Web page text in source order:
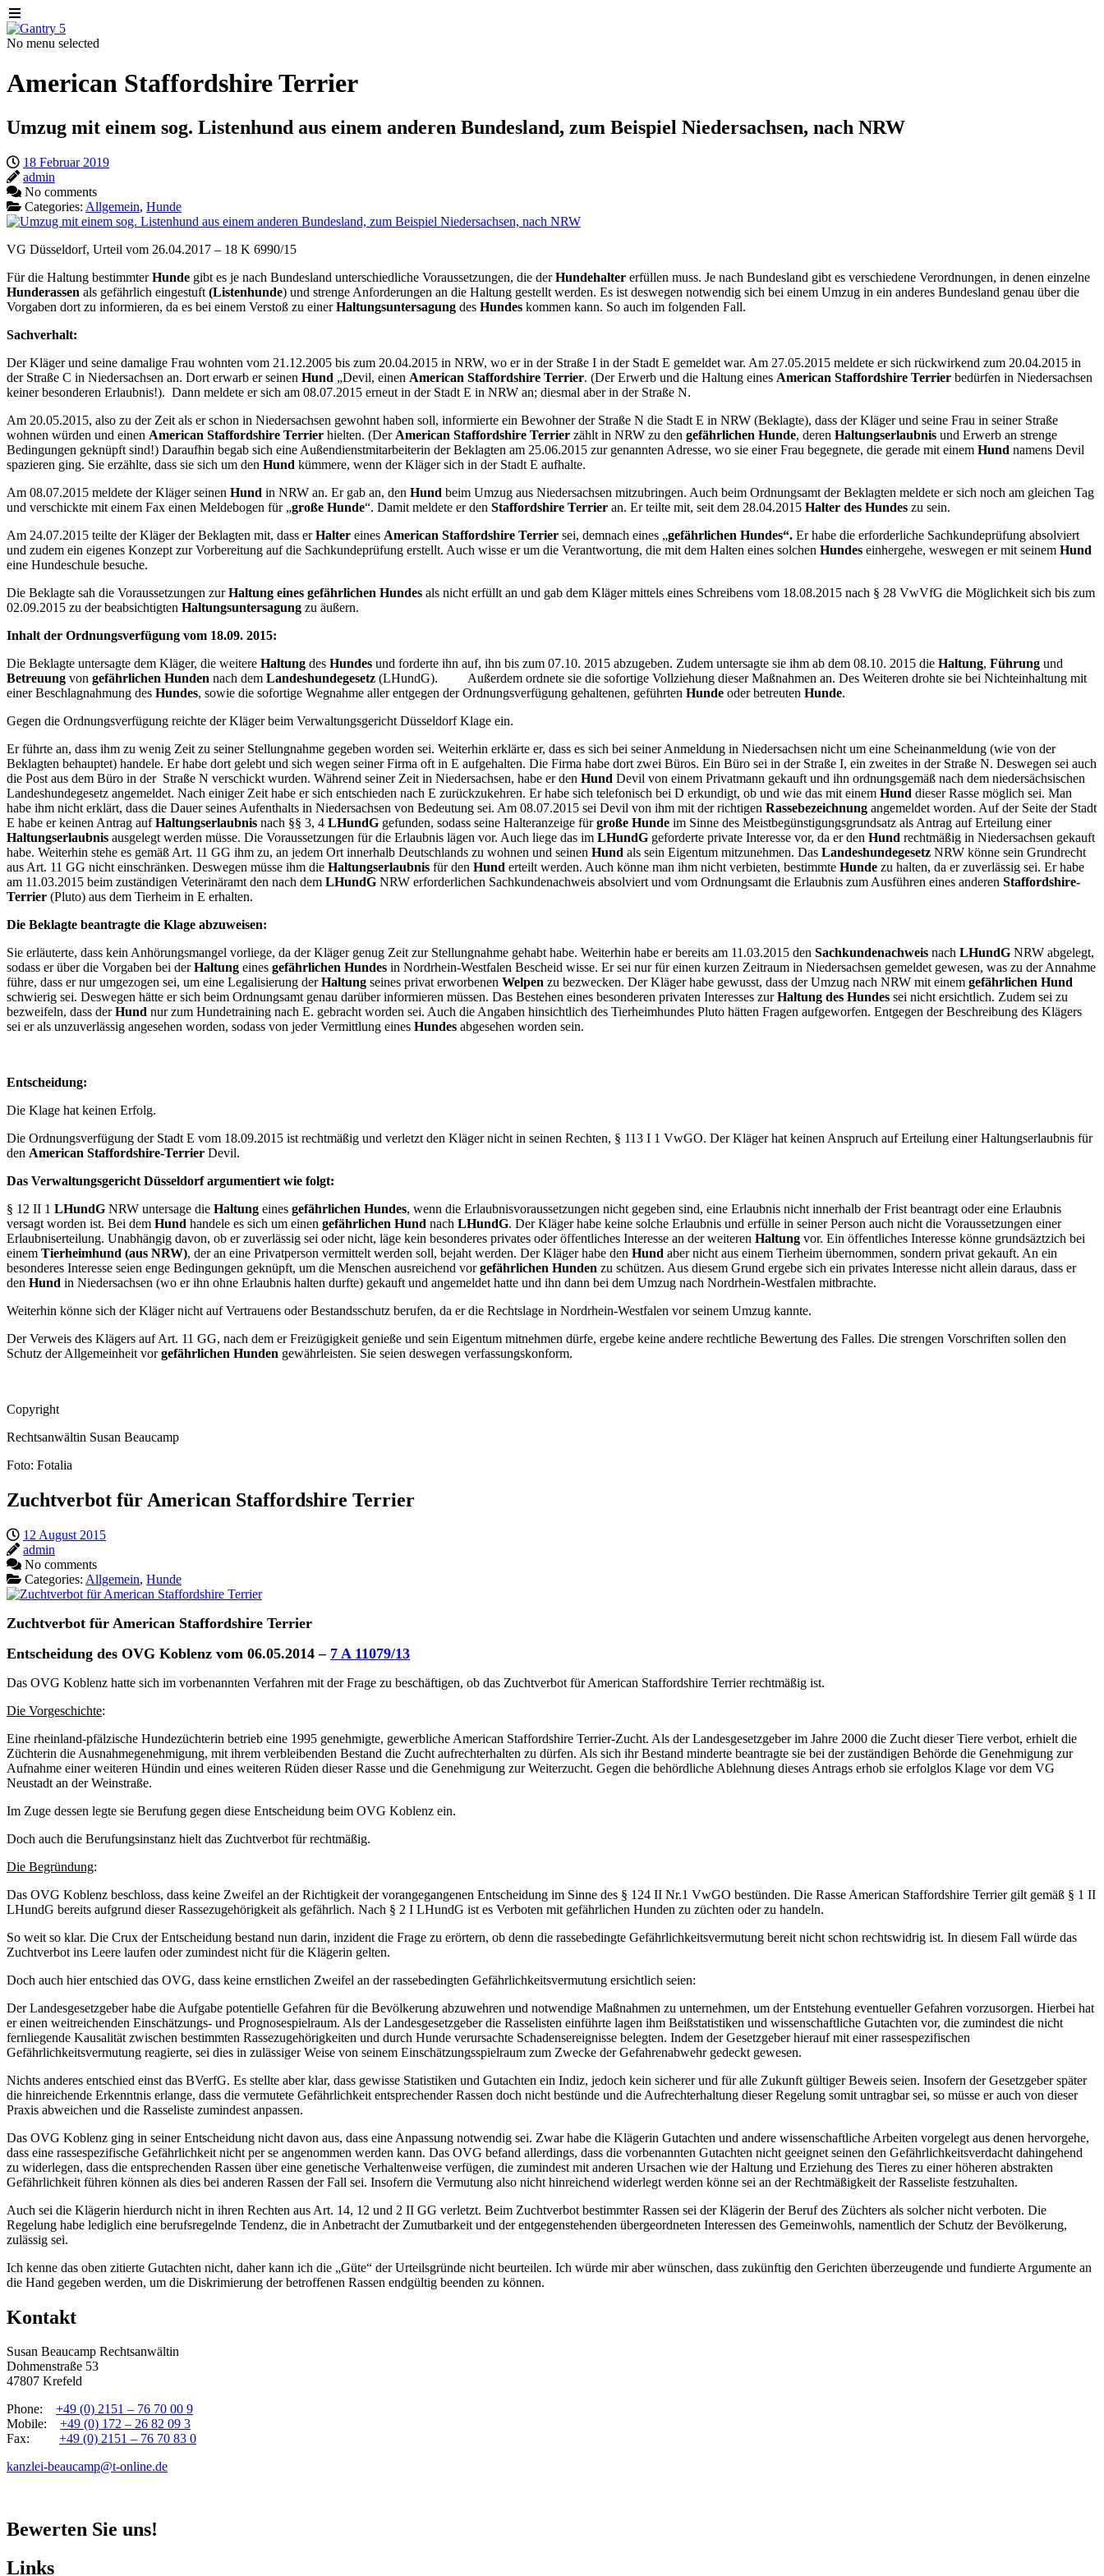
No menu selected
American Staffordshire Terrier
Umzug mit einem sog. Listenhund aus einem anderen Bundesland, zum Beispiel Niedersachsen, nach NRW
18 Februar 2019
admin
No comments
Categories: Allgemein, Hunde
VG Düsseldorf, Urteil vom 26.04.2017 – 18 K 6990/15
Für die Haltung bestimmterHunde gibt es je nach Bundesland unterschiedliche Voraussetzungen, die derHundehalter erfüllen muss. Je nach Bundesland gibt es verschiedene Verordnungen, in denen einzelne
Hunderassen als gefährlich eingestuft (Listenhunde) und strenge Anforderungen an die Haltung gestellt werden. Es ist deswegen notwendig sich bei einem Umzug in ein anderes Bundesland genau über die
Vorgaben dort zu informieren, da es bei einem Verstoß zu einerHaltungsuntersagung des Hundes kommen kann. So auch im folgenden Fall.
Sachverhalt:
Der Kläger und seine damalige Frau wohnten vom 21.12.2005 bis zum 20.04.2015 in NRW, wo er in der Straße I in der Stadt E gemeldet war. Am 27.05.2015 meldete er sich rückwirkend zum 20.04.2015 in
der Straße C in Niedersachsen an. Dort erwarb er seinen Hund „Devil, einen American Staffordshire Terrier. (Der Erwerb und die Haltung eines American Staffordshire Terrier bedürfen in Niedersachsen
keiner besonderen Erlaubnis!). Dann meldete er sich am 08.07.2015 erneut in der Stadt E in NRW an; diesmal aber in der Straße N.
Am 20.05.2015, also zu der Zeit als er schon in Niedersachsen gewohnt haben soll, informierte ein Bewohner der Straße N die Stadt E in NRW (Beklagte), dass der Kläger und seine Frau in seiner Straße
wohnen würden und einen American Staffordshire Terrier hielten. (Der American Staffordshire Terrier zählt in NRW zu den gefährlichen Hunde, deren Haltungserlaubnis und Erwerb an strenge
Bedingungen geknüpft sind!) Daraufhin begab sich eine Außendienstmitarbeiterin der Beklagten am 25.06.2015 zur genannten Adresse, wo sie einer Frau begegnete, die gerade mit einem Hund namens Devil
spazieren ging. Sie erzählte, dass sie sich um den Hund kümmere, wenn der Kläger sich in der Stadt E aufhalte.
Am 08.07.2015 meldete der Kläger seinen Hund in NRW an. Er gab an, den Hund beim Umzug aus Niedersachsen mitzubringen. Auch beim Ordnungsamt der Beklagten meldete er sich noch am gleichen Tag
und verschickte mit einem Fax einen Meldebogen für „große Hunde“. Damit meldete er den Staffordshire Terrier an. Er teilte mit, seit dem 28.04.2015 Halter des Hundes zu sein.
Am 24.07.2015 teilte der Kläger der Beklagten mit, dass erHalter eines American Staffordshire Terrier sei, demnach eines „gefährlichen Hundes“. Er habe die erforderliche Sachkundeprüfung absolviert
und zudem ein eigenes Konzept zur Vorbereitung auf die Sachkundeprüfung erstellt. Auch wisse er um die Verantwortung, die mit dem Halten eines solchen Hundes einhergehe, weswegen er mit seinem Hund
eine Hundeschule besuche.
Die Beklagte sah die Voraussetzungen zurHaltung eines gefährlichen Hundes als nicht erfüllt an und gab dem Kläger mittels eines Schreibens vom 18.08.2015 nach § 28 VwVfG die Möglichkeit sich bis zum
02.09.2015 zu der beabsichtigten Haltungsuntersagung zu äußern.
Inhalt der Ordnungsverfügung vom 18.09. 2015:
Die Beklagte untersagte dem Kläger, die weitere Haltung des Hundes und forderte ihn auf, ihn bis zum 07.10. 2015 abzugeben. Zudem untersagte sie ihm ab dem 08.10. 2015 die Haltung, Führung und
Betreuung von gefährlichen Hunden nach dem Landeshundegesetz (LHundG). Außerdem ordnete sie die sofortige Vollziehung dieser Maßnahmen an. Des Weiteren drohte sie bei Nichteinhaltung mit
einer Beschlagnahmung des Hundes, sowie die sofortige Wegnahme aller entgegen der Ordnungsverfügung gehaltenen, geführten Hunde oder betreuten Hunde.
Gegen die Ordnungsverfügung reichte der Kläger beim Verwaltungsgericht Düsseldorf Klage ein.
Er führte an, dass ihm zu wenig Zeit zu seiner Stellungnahme gegeben worden sei. Weiterhin erklärte er, dass es sich bei seiner Anmeldung in Niedersachsen nicht um eine Scheinanmeldung (wie von der
Beklagten behauptet) handele. Er habe dort gelebt und sich wegen seiner Firma oft in E aufgehalten. Die Firma habe dort zwei Büros. Ein Büro sei in der Straße I, ein zweites in der Straße N. Deswegen sei auch
die Post aus dem Büro in der Straße N verschickt wurden. Während seiner Zeit in Niedersachsen, habe er den Hund Devil von einem Privatmann gekauft und ihn ordnungsgemäß nach dem niedersächsischen
Landeshundegesetz angemeldet. Nach einiger Zeit habe er sich entschieden nach E zurückzukehren. Er habe sich telefonisch bei D erkundigt, ob und wie das mit einem Hund dieser Rasse möglich sei. Man
habe ihm nicht erklärt, dass die Dauer seines Aufenthalts in Niedersachsen von Bedeutung sei. Am 08.07.2015 sei Devil von ihm mit der richtigen Rassebezeichnung angemeldet worden. Auf der Seite der Stadt
E habe er keinen Antrag aufHaltungserlaubnis nach §§ 3, 4 LHundG gefunden, sodass seine Halteranzeige fürgroße Hunde im Sinne des Meistbegünstigungsgrundsatz als Antrag auf Erteilung einer
Haltungserlaubnis ausgelegt werden müsse. Die Voraussetzungen für die Erlaubnis lägen vor. Auch liege das im LHundG geforderte private Interesse vor, da er den Hund rechtmäßig in Niedersachsen gekauft
habe. Weiterhin stehe es gemäß Art. 11 GG ihm zu, an jedem Ort innerhalb Deutschlands zu wohnen und seinen Hund als sein Eigentum mitzunehmen. Das Landeshundegesetz NRW könne sein Grundrecht
aus Art. 11 GG nicht einschränken. Deswegen müsse ihm die Haltungserlaubnis für den Hund erteilt werden. Auch könne man ihm nicht verbieten, bestimmte Hunde zu halten, da er zuverlässig sei. Er habe
am 11.03.2015 beim zuständigen Veterinäramt den nach dem LHundG NRW erforderlichen Sachkundenachweis absolviert und vom Ordnungsamt die Erlaubnis zum Ausführen eines anderen Staffordshire-
Terrier (Pluto) aus dem Tierheim in E erhalten.
Die Beklagte beantragte die Klage abzuweisen:
Sie erläuterte, dass kein Anhörungsmangel vorliege, da der Kläger genug Zeit zur Stellungnahme gehabt habe. Weiterhin habe er bereits am 11.03.2015 den Sachkundenachweis nach LHundG NRW abgelegt,
sodass er über die Vorgaben bei derHaltung eines gefährlichen Hundes in Nordrhein-Westfalen Bescheid wisse. Er sei nur für einen kurzen Zeitraum in Niedersachsen gemeldet gewesen, was zu der Annahme
führe, dass er nur umgezogen sei, um eine Legalisierung derHaltung seines privat erworbenen Welpen zu bezwecken. Der Kläger habe gewusst, dass der Umzug nach NRW mit einem gefährlichen Hund
schwierig sei. Deswegen hätte er sich beim Ordnungsamt genau darüber informieren müssen. Das Bestehen eines besonderen privaten Interesses zurHaltung des Hundes sei nicht ersichtlich. Zudem sei zu
bezweifeln, dass derHund nur zum Hundetraining nach E. gebracht worden sei. Auch die Angaben hinsichtlich des Tierheimhundes Pluto hätten Fragen aufgeworfen. Entgegen der Beschreibung des Klägers
sei er als unzuverlässig angesehen worden, sodass von jeder Vermittlung eines Hundes abgesehen worden sein.
Entscheidung:
Die Klage hat keinen Erfolg.
Die Ordnungsverfügung der Stadt E vom 18.09.2015 ist rechtmäßig und verletzt den Kläger nicht in seinen Rechten, § 113 I 1 VwGO. Der Kläger hat keinen Anspruch auf Erteilung einer Haltungserlaubnis für
den American Staffordshire-Terrier Devil.
Das Verwaltungsgericht Düsseldorf argumentiert wie folgt:
§ 12 II 1 LHundG NRW untersage die Haltung eines gefährlichen Hundes, wenn die Erlaubnisvoraussetzungen nicht gegeben sind, eine Erlaubnis nicht innerhalb der Frist beantragt oder eine Erlaubnis
versagt worden ist. Bei dem Hund handele es sich um einen gefährlichen Hund nach LHundG. Der Kläger habe keine solche Erlaubnis und erfülle in seiner Person auch nicht die Voraussetzungen einer
Erlaubniserteilung. Unabhängig davon, ob er zuverlässig sei oder nicht, läge kein besonderes privates oder öffentliches Interesse an der weiteren Haltung vor. Ein öffentliches Interesse könne grundsäztzich bei
einem Tierheimhund (aus NRW), der an eine Privatperson vermittelt werden soll, bejaht werden. Der Kläger habe den Hund aber nicht aus einem Tierheim übernommen, sondern privat gekauft. An ein
besonderes Interesse seien enge Bedingungen geknüpft, um die Menschen ausreichend vorgefährlichen Hunden zu schützen. Aus diesem Grund ergebe sich ein privates Interesse nicht allein daraus, dass er
den Hund in Niedersachsen (wo er ihn ohne Erlaubnis halten durfte) gekauft und angemeldet hatte und ihn dann bei dem Umzug nach Nordrhein-Westfalen mitbrachte.
Weiterhin könne sich der Kläger nicht auf Vertrauens oder Bestandsschutz berufen, da er die Rechtslage in Nordrhein-Westfalen vor seinem Umzug kannte.
Der Verweis des Klägers auf Art. 11 GG, nach dem er Freizügigkeit genieße und sein Eigentum mitnehmen dürfe, ergebe keine andere rechtliche Bewertung des Falles. Die strengen Vorschriften sollen den
Schutz der Allgemeinheit vorgefährlichen Hunden gewährleisten. Sie seien deswegen verfassungskonform.
Copyright
Rechtsanwältin Susan Beaucamp
Foto: Fotalia
Zuchtverbot für American Staffordshire Terrier
12 August 2015
admin
No comments
Categories: Allgemein, Hunde
Zuchtverbot für American Staffordshire Terrier
Entscheidung des OVG Koblenz vom 06.05.2014 – 7 A 11079/13
Das OVG Koblenz hatte sich im vorbenannten Verfahren mit der Frage zu beschäftigen, ob das Zuchtverbot für American Staffordshire Terrier rechtmäßig ist.
Die Vorgeschichte:
Eine rheinland-pfälzische Hundezüchterin betrieb eine 1995 genehmigte, gewerbliche American Staffordshire Terrier-Zucht. Als der Landesgesetzgeber im Jahre 2000 die Zucht dieser Tiere verbot, erhielt die
Züchterin die Ausnahmegenehmigung, mit ihrem verbleibenden Bestand die Zucht aufrechterhalten zu dürfen. Als sich ihr Bestand minderte beantragte sie bei der zuständigen Behörde die Genehmigung zur
Aufnahme einer weiteren Hündin und eines weiteren Rüden dieser Rasse und die Genehmigung zur Weiterzucht. Gegen die behördliche Ablehnung dieses Antrags erhob sie erfolglos Klage vor dem VG
Neustadt an der Weinstraße.
Im Zuge dessen legte sie Berufung gegen diese Entscheidung beim OVG Koblenz ein.
Doch auch die Berufungsinstanz hielt das Zuchtverbot für rechtmäßig.
Die Begründung:
Das OVG Koblenz beschloss, dass keine Zweifel an der Richtigkeit der vorangegangenen Entscheidung im Sinne des § 124 II Nr.1 VwGO bestünden. Die Rasse American Staffordshire Terrier gilt gemäß § 1 II
LHundG bereits aufgrund dieser Rassezugehörigkeit als gefährlich. Nach § 2 I LHundG ist es Verboten mit gefährlichen Hunden zu züchten oder zu handeln.
So weit so klar. Die Crux der Entscheidung bestand nun darin, inzident die Frage zu erörtern, ob denn die rassebedingte Gefährlichkeitsvermutung bereit nicht schon rechtswidrig ist. In diesem Fall würde das
Zuchtverbot ins Leere laufen oder zumindest nicht für die Klägerin gelten.
Doch auch hier entschied das OVG, dass keine ernstlichen Zweifel an der rassebedingten Gefährlichkeitsvermutung ersichtlich seien:
Der Landesgesetzgeber habe die Aufgabe potentielle Gefahren für die Bevölkerung abzuwehren und notwendige Maßnahmen zu unternehmen, um der Entstehung eventueller Gefahren vorzusorgen. Hierbei hat
er einen weitreichenden Einschätzungs- und Prognosespielraum. Als der Landesgesetzgeber die Rasselisten einführte lagen ihm Beißstatistiken und wissenschaftliche Gutachten vor, die zumindest die nicht
fernliegende Kausalität zwischen bestimmten Rassezugehörigkeiten und durch Hunde verursachte Schadensereignisse belegten. Indem der Gesetzgeber hierauf mit einer rassespezifischen
Gefährlichkeitsvermutung reagierte, sei dies in zulässiger Weise von seinem Einschätzungsspielraum zum Zwecke der Gefahrenabwehr gedeckt gewesen.
Nichts anderes entschied einst das BVerfG. Es stellte aber klar, dass gewisse Statistiken und Gutachten ein Indiz, jedoch kein sicherer und für alle Zukunft gültiger Beweis seien. Insofern der Gesetzgeber später
die hinreichende Erkenntnis erlange, dass die vermutete Gefährlichkeit entsprechender Rassen doch nicht bestünde und die Aufrechterhaltung dieser Regelung somit untragbar sei, so müsse er auch von dieser
Praxis abweichen und die Rasseliste zumindest anpassen.
Das OVG Koblenz ging in seiner Entscheidung nicht davon aus, dass eine Anpassung notwendig sei. Zwar habe die Klägerin Gutachten und andere wissenschaftliche Arbeiten vorgelegt aus denen hervorgehe,
dass eine rassespezifische Gefährlichkeit nicht per se angenommen werden kann. Das OVG befand allerdings, dass die vorbenannten Gutachten nicht geeignet seinen den Gefährlichkeitsverdacht dahingehend
zu widerlegen, dass die entsprechenden Rassen über eine genetische Verhaltenweise verfügen, die zumindest mit anderen Ursachen wie der Haltung und Erziehung des Tieres zu einer höheren abstrakten
Gefährlichkeit führen können als dies bei anderen Rassen der Fall sei. Insofern die Vermutung also nicht hinreichend widerlegt werden könne sei an der Rechtmäßigkeit der Rasseliste festzuhalten.
Auch sei die Klägerin hierdurch nicht in ihren Rechten aus Art. 14, 12 und 2 II GG verletzt. Beim Zuchtverbot bestimmter Rassen sei der Klägerin der Beruf des Züchters als solcher nicht verboten. Die
Regelung habe lediglich eine berufsregelnde Tendenz, die in Anbetracht der Zumutbarkeit und der entgegenstehenden übergeordneten Interessen des Gemeinwohls, namentlich der Schutz der Bevölkerung,
zulässig sei.
Ich kenne das oben zitierte Gutachten nicht, daher kann ich die „Güte“ der Urteilsgründe nicht beurteilen. Ich würde mir aber wünschen, dass zukünftig den Gerichten überzeugende und fundierte Argumente an
die Hand gegeben werden, um die Diskrimierung der betroffenen Rassen endgültig beenden zu können.
Kontakt
Susan Beaucamp Rechtsanwältin
Dohmenstraße 53
47807 Krefeld
Phone: +49 (0) 2151 – 76 70 00 9
Mobile: +49 (0) 172 – 26 82 09 3
Fax: +49 (0) 2151 – 76 70 83 0
kanzlei-beaucamp@t-online.de
Bewerten Sie uns!
Links